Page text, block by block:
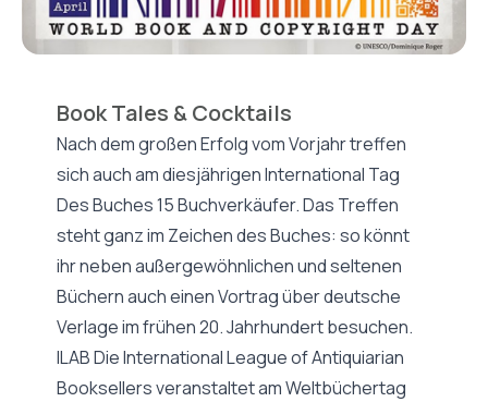
Book Tales & Cocktails
Nach dem großen Erfolg vom Vorjahr treffen
sich auch am diesjährigen International Tag
Des Buches 15 Buchverkäufer. Das Treffen
steht ganz im Zeichen des Buches: so könnt
ihr neben außergewöhnlichen und seltenen
Büchern auch einen Vortrag über deutsche
Verlage im frühen 20. Jahrhundert besuchen.
ILAB Die International League of Antiquiarian
Booksellers veranstaltet am Weltbüchertag